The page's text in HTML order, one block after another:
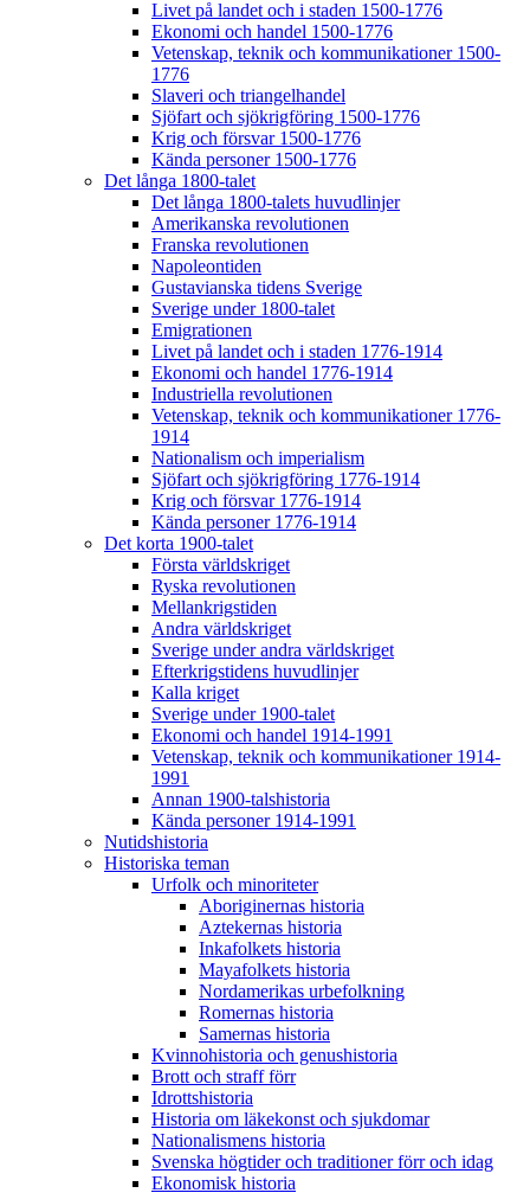
Livet på landet och i staden 1500-1776
Ekonomi och handel 1500-1776
Vetenskap, teknik och kommunikationer 1500-
1776
Slaveri och triangelhandel
Sjöfart och sjökrigföring 1500-1776
Krig och försvar 1500-1776
Kända personer 1500-1776
Det långa 1800-talet
Det långa 1800-talets huvudlinjer
Amerikanska revolutionen
Franska revolutionen
Napoleontiden
Gustavianska tidens Sverige
Sverige under 1800-talet
Emigrationen
Livet på landet och i staden 1776-1914
Ekonomi och handel 1776-1914
Industriella revolutionen
Vetenskap, teknik och kommunikationer 1776-
1914
Nationalism och imperialism
Sjöfart och sjökrigföring 1776-1914
Krig och försvar 1776-1914
Kända personer 1776-1914
Det korta 1900-talet
Första världskriget
Ryska revolutionen
Mellankrigstiden
Andra världskriget
Sverige under andra världskriget
Efterkrigstidens huvudlinjer
Kalla kriget
Sverige under 1900-talet
Ekonomi och handel 1914-1991
Vetenskap, teknik och kommunikationer 1914-
1991
Annan 1900-talshistoria
Kända personer 1914-1991
Nutidshistoria
Historiska teman
Urfolk och minoriteter
Aboriginernas historia
Aztekernas historia
Inkafolkets historia
Mayafolkets historia
Nordamerikas urbefolkning
Romernas historia
Samernas historia
Kvinnohistoria och genushistoria
Brott och straff förr
Idrottshistoria
Historia om läkekonst och sjukdomar
Nationalismens historia
Svenska högtider och traditioner förr och idag
Ekonomisk historia